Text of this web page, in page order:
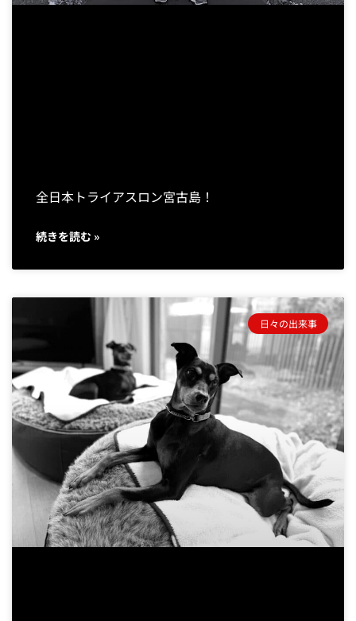
全日本トライアスロン宮古島！
続きを読む »
日々の出来事